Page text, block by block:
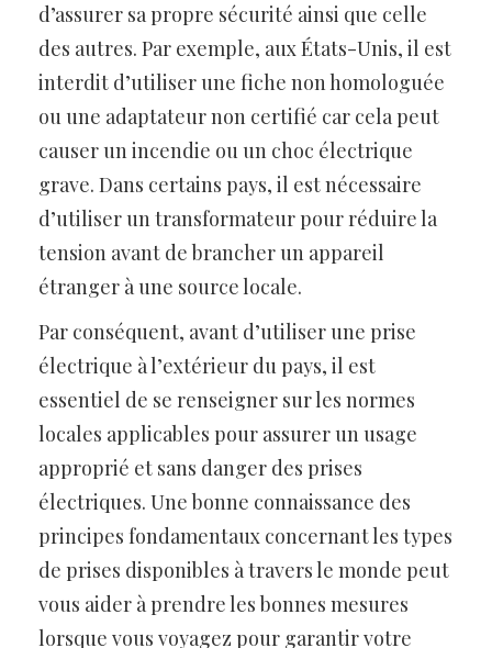
d’assurer sa propre sécurité ainsi que celle
des autres. Par exemple, aux États-Unis, il est
interdit d’utiliser une fiche non homologuée
ou une adaptateur non certifié car cela peut
causer un incendie ou un choc électrique
grave. Dans certains pays, il est nécessaire
d’utiliser un transformateur pour réduire la
tension avant de brancher un appareil
étranger à une source locale.
Par conséquent, avant d’utiliser une prise
électrique à l’extérieur du pays, il est
essentiel de se renseigner sur les normes
locales applicables pour assurer un usage
approprié et sans danger des prises
électriques. Une bonne connaissance des
principes fondamentaux concernant les types
de prises disponibles à travers le monde peut
vous aider à prendre les bonnes mesures
lorsque vous voyagez pour garantir votre